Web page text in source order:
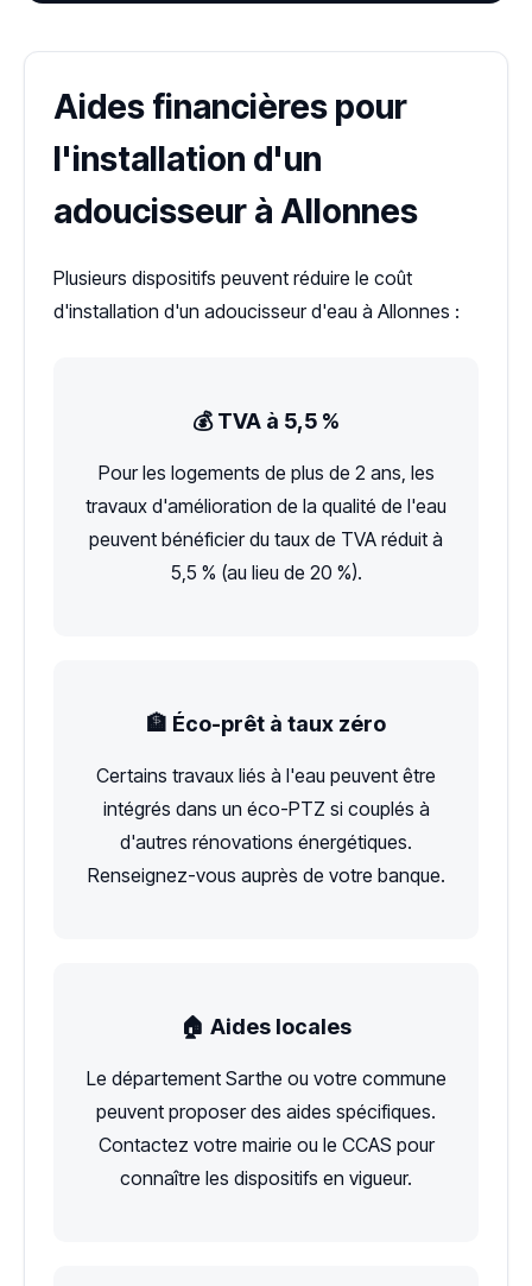
Aides financières pour
l'installation d'un
adoucisseur à Allonnes
Plusieurs dispositifs peuvent réduire le coût
d'installation d'un adoucisseur d'eau à Allonnes :
💰 TVA à 5,5 %
Pour les logements de plus de 2 ans, les
travaux d'amélioration de la qualité de l'eau
peuvent bénéficier du taux de TVA réduit à
5,5 % (au lieu de 20 %).
🏦 Éco-prêt à taux zéro
Certains travaux liés à l'eau peuvent être
intégrés dans un éco-PTZ si couplés à
d'autres rénovations énergétiques.
Renseignez-vous auprès de votre banque.
🏠 Aides locales
Le département Sarthe ou votre commune
peuvent proposer des aides spécifiques.
Contactez votre mairie ou le CCAS pour
connaître les dispositifs en vigueur.